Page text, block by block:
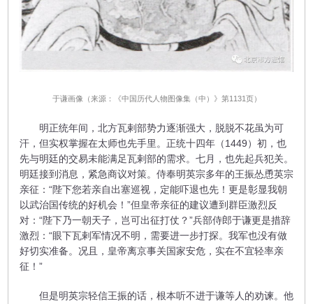
于谦画像（来源：《中国历代人物图像集（中）》第1131页）
明正统年间，北方瓦剌部势力逐渐强大，脱脱不花虽为可
汗，但实权掌握在太师也先手里。正统十四年（1449）初，也
先与明廷的交易未能满足瓦剌部的需求。七月，也先起兵犯关。
明廷接到消息，紧急商议对策。侍奉明英宗多年的王振怂恿英宗
亲征：“陛下您若亲自出塞巡视，定能吓退也先！更是彰显我朝
以武治国传统的好机会！”但皇帝亲征的建议遭到群臣激烈反
对：“陛下乃一朝天子，岂可出征打仗？”兵部侍郎于谦更是措辞
激烈：“眼下瓦剌军情况不明，需要进一步打探。我军也没有做
好切实准备。况且，皇帝离京事关国家安危，实在不宜轻率亲
征！”
但是明英宗轻信王振的话，根本听不进于谦等人的劝谏。他